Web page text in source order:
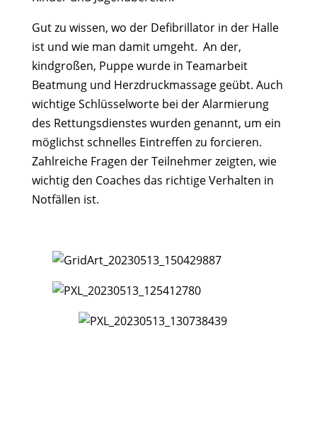
Gut zu wissen, wo der Defibrillator in der Halle
ist und wie man damit umgeht. An der,
kindgroßen, Puppe wurde in Teamarbeit
Beatmung und Herzdruckmassage geübt. Auch
wichtige Schlüsselworte bei der Alarmierung
des Rettungsdienstes wurden genannt, um ein
möglichst schnelles Eintreffen zu forcieren.
Zahlreiche Fragen der Teilnehmer zeigten, wie
wichtig den Coaches das richtige Verhalten in
Notfällen ist.